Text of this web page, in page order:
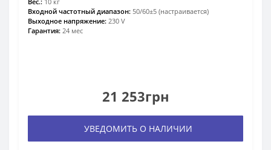
Входной частотный диапазон: 50/60±5 (настраивается)
Выходное напряжение: 230 V
Гарантия: 24 мес
21 253грн
УВЕДОМИТЬ О НАЛИЧИИ